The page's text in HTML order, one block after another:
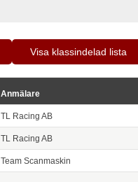
Visa klassindelad lista
Anmälare
TL Racing AB
TL Racing AB
Team Scanmaskin